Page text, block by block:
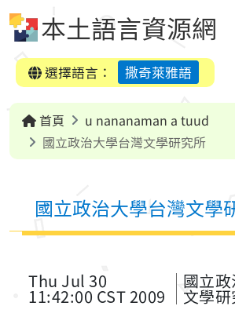
本土語言資源網
選擇語言：
撒奇萊雅語
首頁
u nananaman a tuud
國立政治大學台灣文學研究所
國立政治大學台灣文學
Thu Jul 30
11:42:00 CST 2009
國立
文學